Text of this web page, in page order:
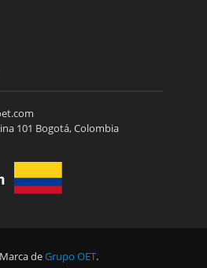
101 Bogotá, Colombia
deGrupo OET.